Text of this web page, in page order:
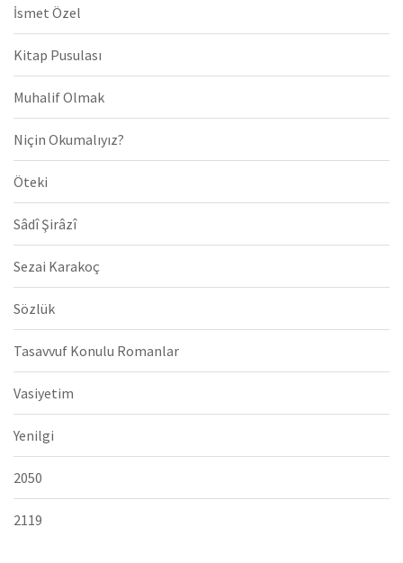
İsmet Özel
Kitap Pusulası
Muhalif Olmak
Niçin Okumalıyız?
Öteki
Sâdî Şirâzî
Sezai Karakoç
Sözlük
Tasavvuf Konulu Romanlar
Vasiyetim
Yenilgi
2050
2119